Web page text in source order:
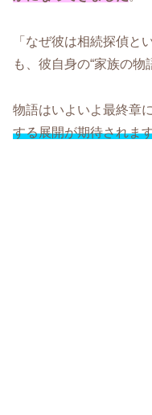
「なぜ彼は相続探偵と
も、彼自身の“家族の物
物語はいよいよ最終章
する展開が期待されま